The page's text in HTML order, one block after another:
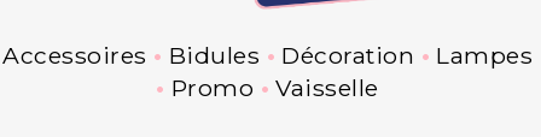
Accessoires Bidules Décoration
Lampes
Promo
Vaisselle